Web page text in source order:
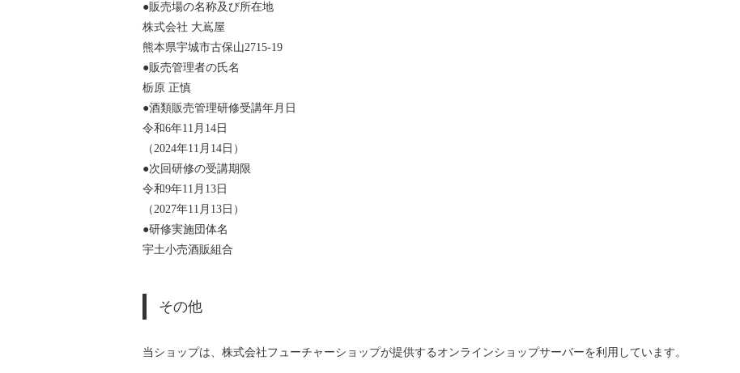
●販売場の名称及び所在地
株式会社 大嶌屋
熊本県宇城市古保山2715-19
●販売管理者の氏名
栃原 正慎
●酒類販売管理研修受講年月日
令和6年11月14日
（2024年11月14日）
●次回研修の受講期限
令和9年11月13日
（2027年11月13日）
●研修実施団体名
宇土小売酒販組合
その他
当ショップは、株式会社フューチャーショップが提供するオンラインショップサーバーを利用しています。